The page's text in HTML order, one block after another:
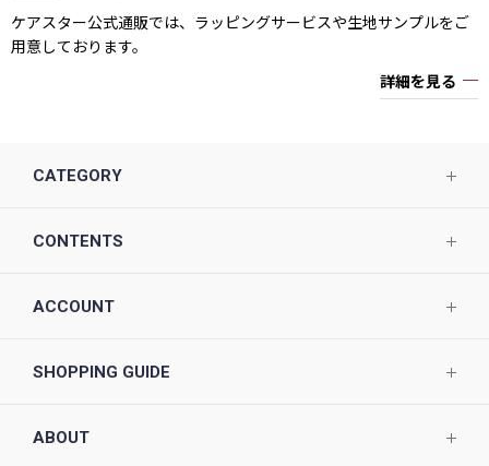
ケアスター公式通販では、ラッピングサービスや生地サンプルをご
用意しております。
詳細を見る
CATEGORY
CONTENTS
ACCOUNT
SHOPPING GUIDE
ABOUT